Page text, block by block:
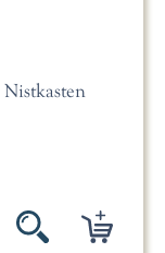
Nistkasten